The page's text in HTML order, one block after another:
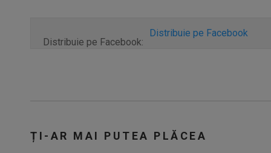
Distribuie pe Facebook:
Distribuie pe Facebook
ȚI-AR MAI PUTEA PLĂCEA